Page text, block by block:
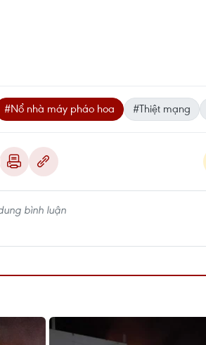
#Nổ nhà máy pháo hoa #Thiệt mạng